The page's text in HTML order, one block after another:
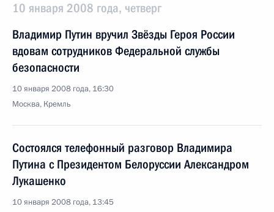
10 января 2008 года, четверг
Владимир Путин вручил Звёзды Героя России
вдовам сотрудников Федеральной службы
безопасности
10 января 2008 года, 16:30
Москва, Кремль
Состоялся телефонный разговор Владимира
Путина с Президентом Белоруссии Александром
Лукашенко
10 января 2008 года, 13:45